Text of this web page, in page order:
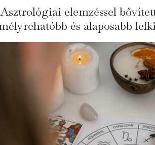
Nincsenek hozzászólások
Asztrológiai elemzéssel
és alaposabb